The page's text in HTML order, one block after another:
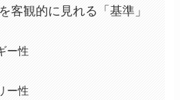
客観的に見れる「基準」
ー性
ー性